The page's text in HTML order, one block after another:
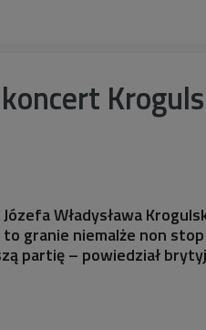
Władysława
granie niemalże non
partię – powiedział